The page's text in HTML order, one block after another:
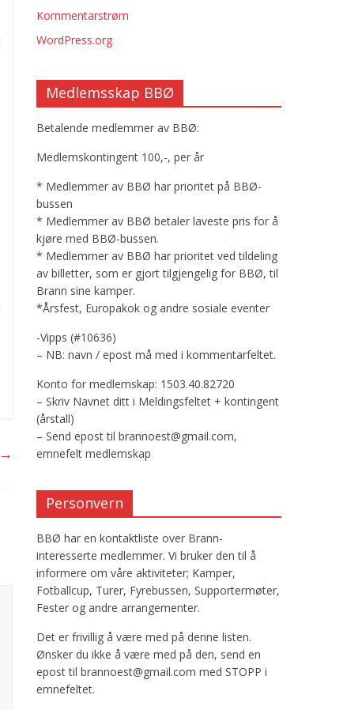
→
Kommentarstrøm
WordPress.org
Medlemsskap BBØ
Betalende medlemmer av BBØ:
Medlemskontingent 100,-, per år
* Medlemmer av BBØ har prioritet på BBØ-
bussen
* Medlemmer av BBØ betaler laveste pris for å
kjøre med BBØ-bussen.
* Medlemmer av BBØ har prioritet ved tildeling
av billetter, som er gjort tilgjengelig for BBØ, til
Brann sine kamper.
*Årsfest, Europakok og andre sosiale eventer
-Vipps (#10636)
– NB: navn / epost må med i kommentarfeltet.
Konto for medlemskap: 1503.40.82720
– Skriv Navnet ditt i Meldingsfeltet + kontingent
(årstall)
– Send epost til brannoest@gmail.com,
emnefelt medlemskap
Personvern
BBØ har en kontaktliste over Brann-
interesserte medlemmer. Vi bruker den til å
informere om våre aktiviteter; Kamper,
Fotballcup, Turer, Fyrebussen, Supportermøter,
Fester og andre arrangementer.
Det er frivillig å være med på denne listen.
Ønsker du ikke å være med på den, send en
epost til brannoest@gmail.com med STOPP i
emnefeltet.